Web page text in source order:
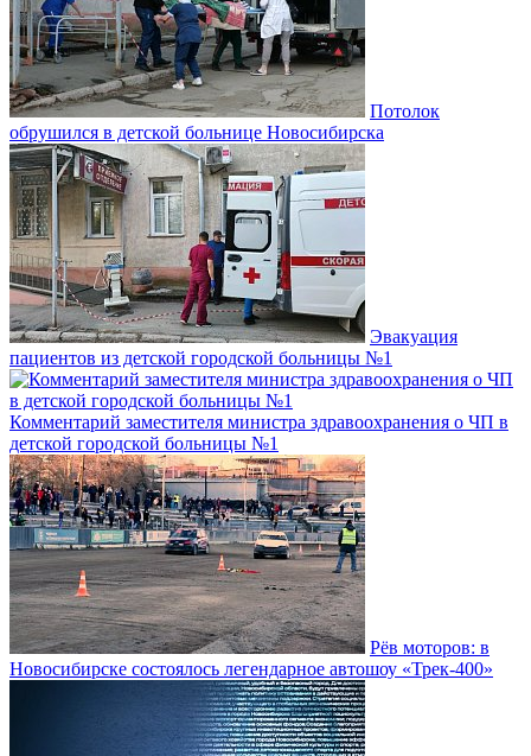
Потолок
обрушился в детской больнице Новосибирска
Эвакуация
пациентов из детской городской больницы №1
Комментарий заместителя министра здравоохранения о ЧП в
детской городской больницы №1
Рёв моторов: в
Новосибирске состоялось легендарное автошоу «Трек-400»